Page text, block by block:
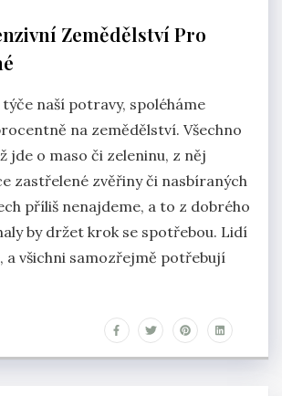
Zemědělství Pro
týče naší potravy, spoléháme
na zemědělství. Všechno
jde o maso či zeleninu, z něj
zastřelené zvěřiny či nasbíraných
příliš nenajdeme, a to z dobrého
by držet krok se spotřebou. Lidí
a všichni samozřejmě potřebují